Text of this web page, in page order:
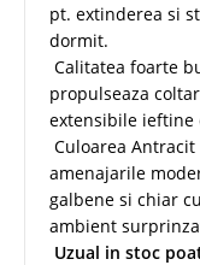
pt. extinderea si
dormit.
Calitatea foarte
propulseaza
extensibile ieftine
Culoarea
amenajarile
galbene si chiar
ambient
Uzual in stoc